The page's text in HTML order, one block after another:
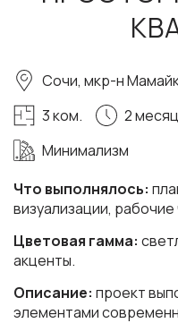
Что выполнялось:
визуализации,
Цветовая гамма:
акценты.
Описание: проект
элементами
Сочи, мкр-н
3 ком.
2
Минимализм